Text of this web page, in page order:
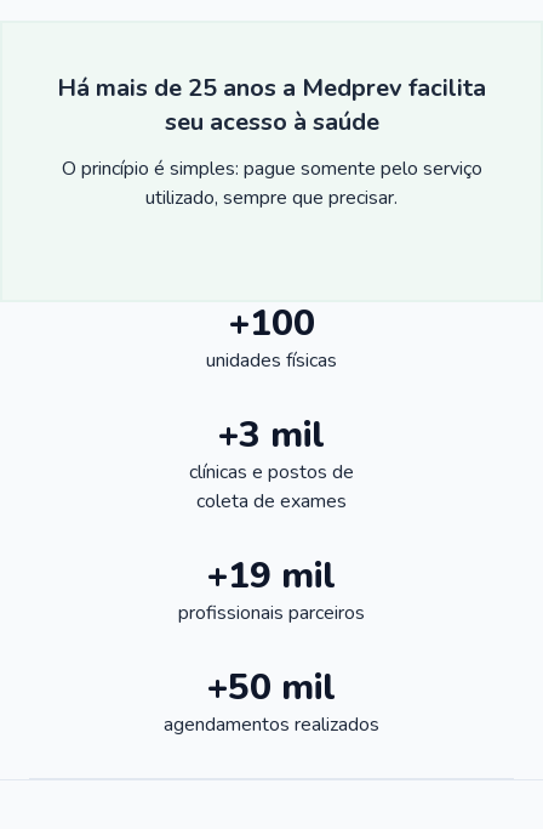
Há mais de 25 anos a Medprev facilita
seu acesso à saúde
O princípio é simples: pague somente pelo serviço
utilizado, sempre que precisar.
+100
unidades físicas
+3 mil
clínicas e postos de
coleta de exames
+19 mil
profissionais parceiros
+50 mil
agendamentos realizados